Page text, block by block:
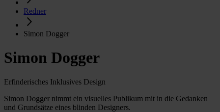
Redner
Simon Dogger
Simon Dogger
Erfinderisches Inklusives Design
Simon Dogger nimmt ein visuelles Publikum mit in die Gedanken
und Grundsätze eines blinden Designers.